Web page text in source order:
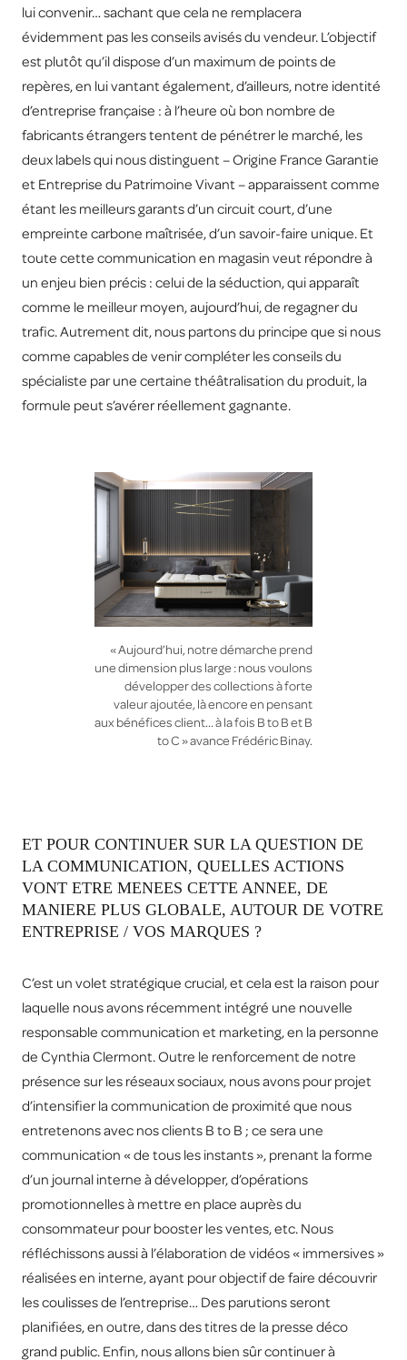
lui convenir… sachant que cela ne remplacera
évidemment pas les conseils avisés du vendeur. L’objectif
est plutôt qu’il dispose d’un maximum de points de
repères, en lui vantant également, d’ailleurs, notre identité
d’entreprise française : à l’heure où bon nombre de
fabricants étrangers tentent de pénétrer le marché, les
deux labels qui nous distinguent – Origine France Garantie
et Entreprise du Patrimoine Vivant – apparaissent comme
étant les meilleurs garants d’un circuit court, d’une
empreinte carbone maîtrisée, d’un savoir-faire unique. Et
toute cette communication en magasin veut répondre à
un enjeu bien précis : celui de la séduction, qui apparaît
comme le meilleur moyen, aujourd’hui, de regagner du
trafic. Autrement dit, nous partons du principe que si nous
comme capables de venir compléter les conseils du
spécialiste par une certaine théâtralisation du produit, la
formule peut s’avérer réellement gagnante.
« Aujourd’hui, notre démarche prend
une dimension plus large : nous voulons
développer des collections à forte
valeur ajoutée, là encore en pensant
aux bénéfices client… à la fois B to B et B
to C » avance Frédéric Binay.
ET POUR CONTINUER SUR LA QUESTION DE
LA COMMUNICATION, QUELLES ACTIONS
VONT ETRE MENEES CETTE ANNEE, DE
MANIERE PLUS GLOBALE, AUTOUR DE VOTRE
ENTREPRISE / VOS MARQUES ?
C’est un volet stratégique crucial, et cela est la raison pour
laquelle nous avons récemment intégré une nouvelle
responsable communication et marketing, en la personne
de Cynthia Clermont. Outre le renforcement de notre
présence sur les réseaux sociaux, nous avons pour projet
d’intensifier la communication de proximité que nous
entretenons avec nos clients B to B ; ce sera une
communication « de tous les instants », prenant la forme
d’un journal interne à développer, d’opérations
promotionnelles à mettre en place auprès du
consommateur pour booster les ventes, etc. Nous
réfléchissons aussi à l’élaboration de vidéos « immersives »
réalisées en interne, ayant pour objectif de faire découvrir
les coulisses de l’entreprise… Des parutions seront
planifiées, en outre, dans des titres de la presse déco
grand public. Enfin, nous allons bien sûr continuer à